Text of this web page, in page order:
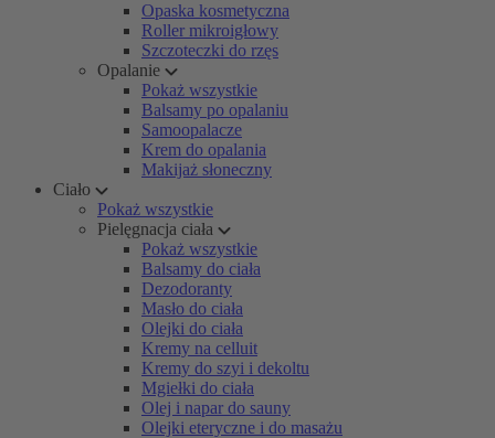
Opaska kosmetyczna
Roller mikroigłowy
Szczoteczki do rzęs
Opalanie
Pokaż wszystkie
Balsamy po opalaniu
Samoopalacze
Krem do opalania
Makijaż słoneczny
Ciało
Pokaż wszystkie
Pielęgnacja ciała
Pokaż wszystkie
Balsamy do ciała
Dezodoranty
Masło do ciała
Olejki do ciała
Kremy na celluit
Kremy do szyi i dekoltu
Mgiełki do ciała
Olej i napar do sauny
Olejki eteryczne i do masażu